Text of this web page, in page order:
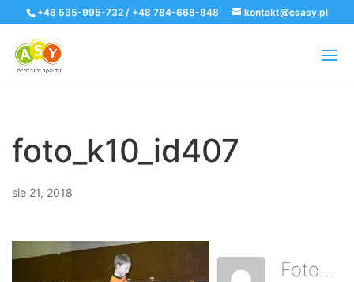
+48 535-995-732 / +48 784-668-848 kontakt@csasy.pl
foto_k10_id407
sie 21, 2018
Foto_k10_id407